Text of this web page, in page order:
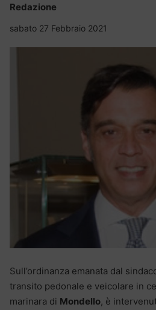
Redazione
sabato 27 Febbraio 2021
Sull’ordinanza emanata dal
transito pedonale e veicolare in
marinara di Mondello, è